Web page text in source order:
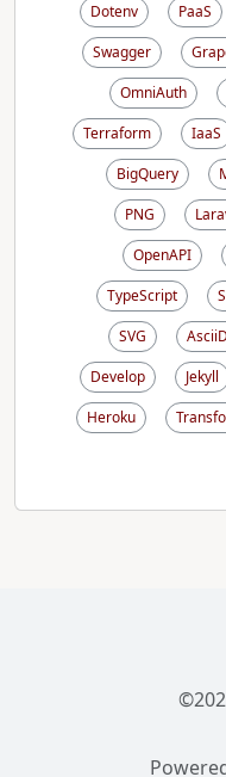
Dotenv
PaaS
Swagger
OmniAuth
Terraform
IaaS
BigQuery
PNG
OpenAPI
TypeScript
SVG
Develop
Jekyll
Heroku